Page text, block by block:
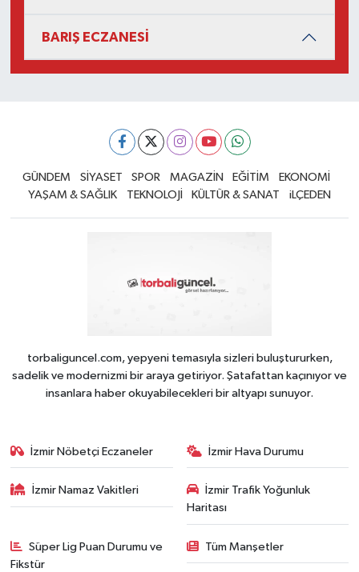
BARIŞ ECZANESİ
GÜNDEM SİYASET SPOR MAGAZİN EĞİTİM
EKONOMİ
YAŞAM & SAĞLIK
TEKNOLOJİ KÜLTÜR & SANAT iLÇEDEN
torbaliguncel.com, yepyeni temasıyla sizleri buluştururken,
sadelik ve modernizmi bir araya getiriyor. Şatafattan kaçınıyor ve
insanlara haber okuyabilecekleri bir altyapı sunuyor.
İzmir Nöbetçi Eczaneler İzmir Hava Durumu
İzmir Namaz Vakitleri
İzmir Trafik Yoğunluk
Haritası
Süper Lig Puan Durumu ve
Fikstür
Tüm Manşetler